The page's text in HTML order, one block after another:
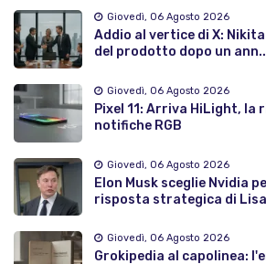
Giovedì, 06 Agosto 2026
Addio al vertice di X:
del prodotto dopo un ann..
Giovedì, 06 Agosto 2026
Pixel 11: Arriva HiLight, la
notifiche RGB
Giovedì, 06 Agosto 2026
Elon Musk sceglie Nvidia
risposta strategica di Lisa
Giovedì, 06 Agosto 2026
Grokipedia al capolinea: